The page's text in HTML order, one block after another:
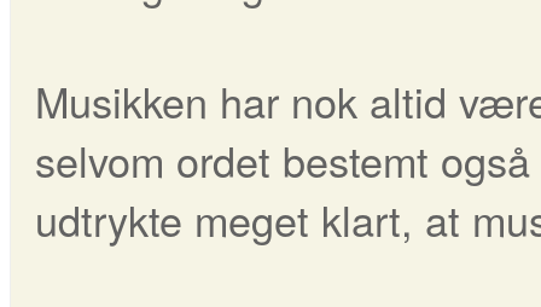
Musikken har nok altid
selvom ordet bestemt
udtrykte meget klart, at